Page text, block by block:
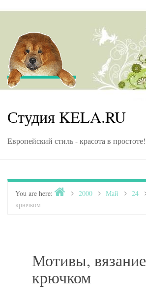
Студия KELA.RU
Европейский стиль - красота в простоте!
You are here: Home2000 Май 24
крючком
Мотивы, вязание
крючком